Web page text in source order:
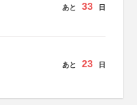
あと 33 日
あと 23 日